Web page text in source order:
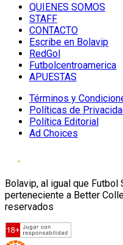
QUIENES SOMOS
STAFF
CONTACTO
Escribe en Bolavip
RedGol
Futbolcentroamerica
APUESTAS
Términos y
Políticas de
Política Editorial
Ad Choices
Bolavip, al igual que
perteneciente a Better
reservados